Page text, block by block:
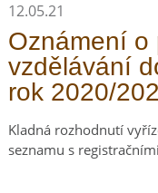
12.05.21
Oznámení o
vzdělávání
rok 2020/
Kladná rozhodnutí
seznamu s